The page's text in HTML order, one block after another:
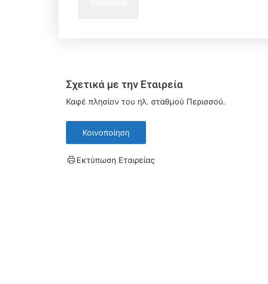
Σχετικά με την Εταιρεία
Καφέ πλησίον του ηλ. σταθμού Περισσού.
Κοινοποίηση
Εκτύπωση Εταιρείας